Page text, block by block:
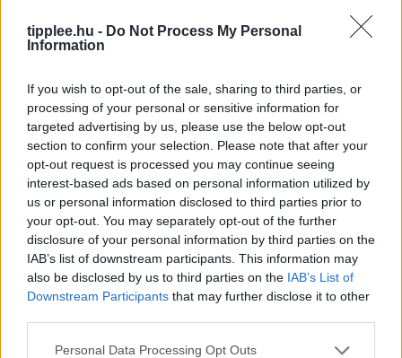
tipplee.hu - Do Not Process My Personal
Information
If you wish to opt-out of the sale, sharing to third parties, or
processing of your personal or sensitive information for
targeted advertising by us, please use the below opt-out
section to confirm your selection. Please note that after your
opt-out request is processed you may continue seeing
interest-based ads based on personal information utilized by
us or personal information disclosed to third parties prior to
your opt-out. You may separately opt-out of the further
disclosure of your personal information by third parties on the
IAB’s list of downstream participants. This information may
also be disclosed by us to third parties on the IAB’s List of
Downstream Participants that may further disclose it to other
Personal Data Processing Opt Outs
Siri AI a Csuklón: Az Apple Watch
Okosabbikra Vált
A Siri logója, balra, és az Apple mesterséges
intelligenciával továbbfejlesztett asszisztensének
vizuális felülete. Apple/Vanessa Hand Orellana/CNET
Ha valaha is próbáltál már bármit kérdezni a Siritől
Rooby
augusztus 6, 2026